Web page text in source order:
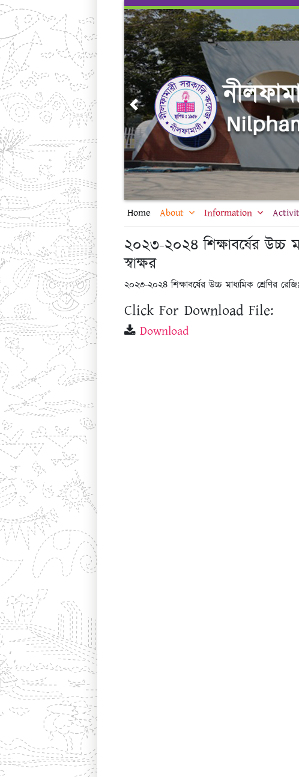
Skip
content
Previous
Home About Information
২০২৩-২০২৪ শিক্ষাবর্ষের উচ্চ
স্বাক্ষর
২০২৩-২০২৪ শিক্ষাবর্ষের উচ্চ মাধ্যমিক শ্রেণির
Click For Download File:
Download